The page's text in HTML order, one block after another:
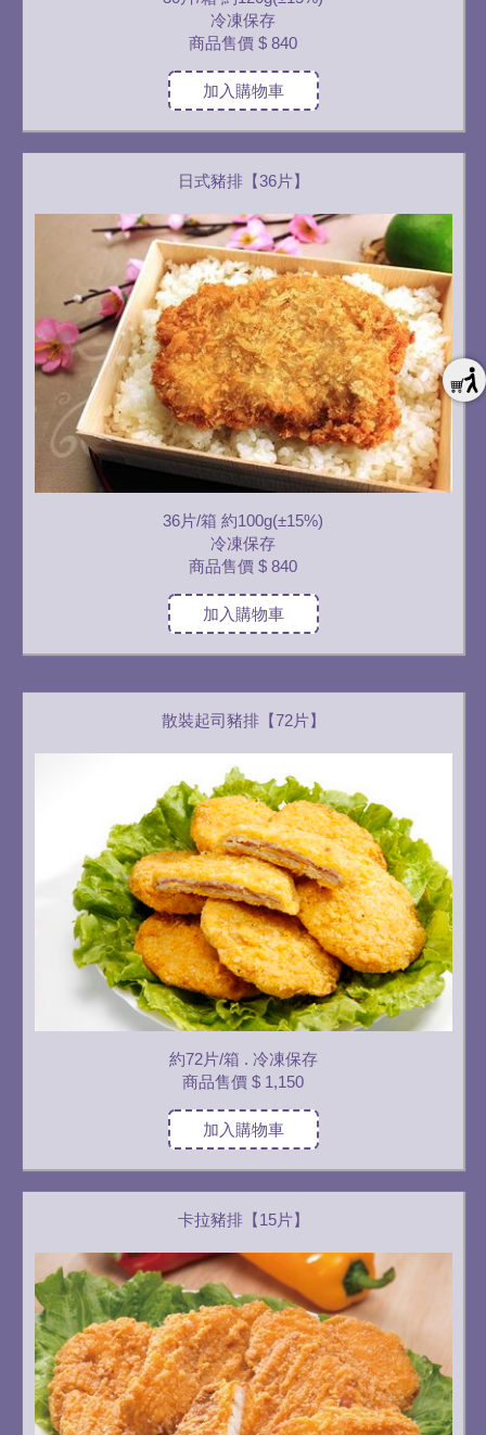
冷凍保存
商品售價 $ 840
加入購物車
日式豬排【36片】
36片/箱 約100g(±15%)
冷凍保存
商品售價 $ 840
加入購物車
散裝起司豬排【72片】
約72片/箱 . 冷凍保存
商品售價 $ 1,150
加入購物車
卡拉豬排【15片】